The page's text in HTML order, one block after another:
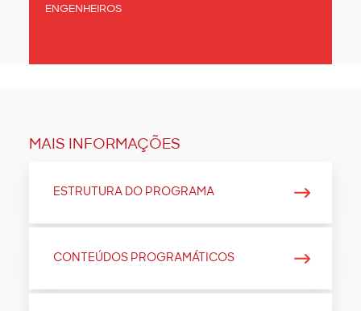
ENGENHEIROS
MAIS INFORMAÇÕES
ESTRUTURA DO PROGRAMA
CONTEÚDOS PROGRAMÁTICOS